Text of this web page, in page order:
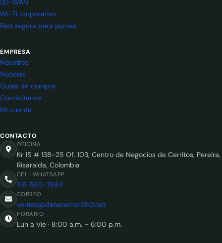
Wi-Fi corporativo
Red segura para pymes
EMPRESA
Nosotros
Noticias
Guías de compra
Contáctanos
Mi cuenta
CONTACTO
OFICINA
Kr 15 # 138-25 Of. 103, Centro de Negocios de Cerritos, Pereira,
Risaralda, Colombia
CEL · WHATSAPP
315 550-7584
CORREO
ventas@datacenter360.net
HORARIO
Lun a Vie · 8:00 a.m. – 6:00 p.m.